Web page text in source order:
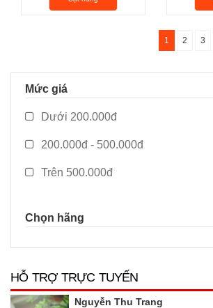
1 2 3
Mức giá
Dưới 200.000đ
200.000đ - 500.000đ
Trên 500.000đ
Chọn hãng
HỖ TRỢ TRỰC TUYẾN
Nguyễn Thu Trang